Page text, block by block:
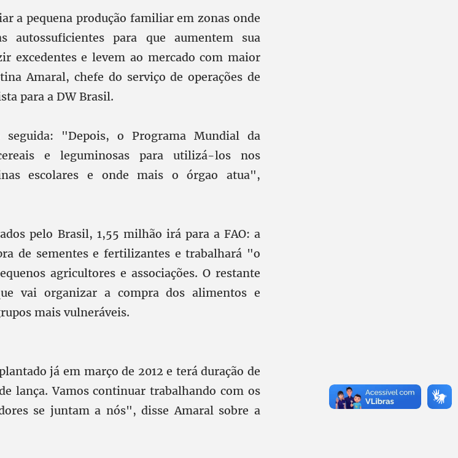
a pequena produção familiar em zonas onde
autossuficientes para que aumentem sua
excedentes e levem ao mercado com maior
Amaral, chefe do serviço de operações de
para a DW Brasil.
"Depois, o Programa Mundial da
e leguminosas para utilizá-los nos
escolares e onde mais o órgao atua",
pelo Brasil, 1,55 milhão irá para a FAO: a
de sementes e fertilizantes e trabalhará "o
agricultores e associações. O restante
vai organizar a compra dos alimentos e
mais vulneráveis.
já em março de 2012 e terá duração de
lança. Vamos continuar trabalhando com os
se juntam a nós", disse Amaral sobre a